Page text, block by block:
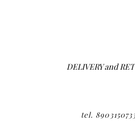
DELIVERY and
tel.